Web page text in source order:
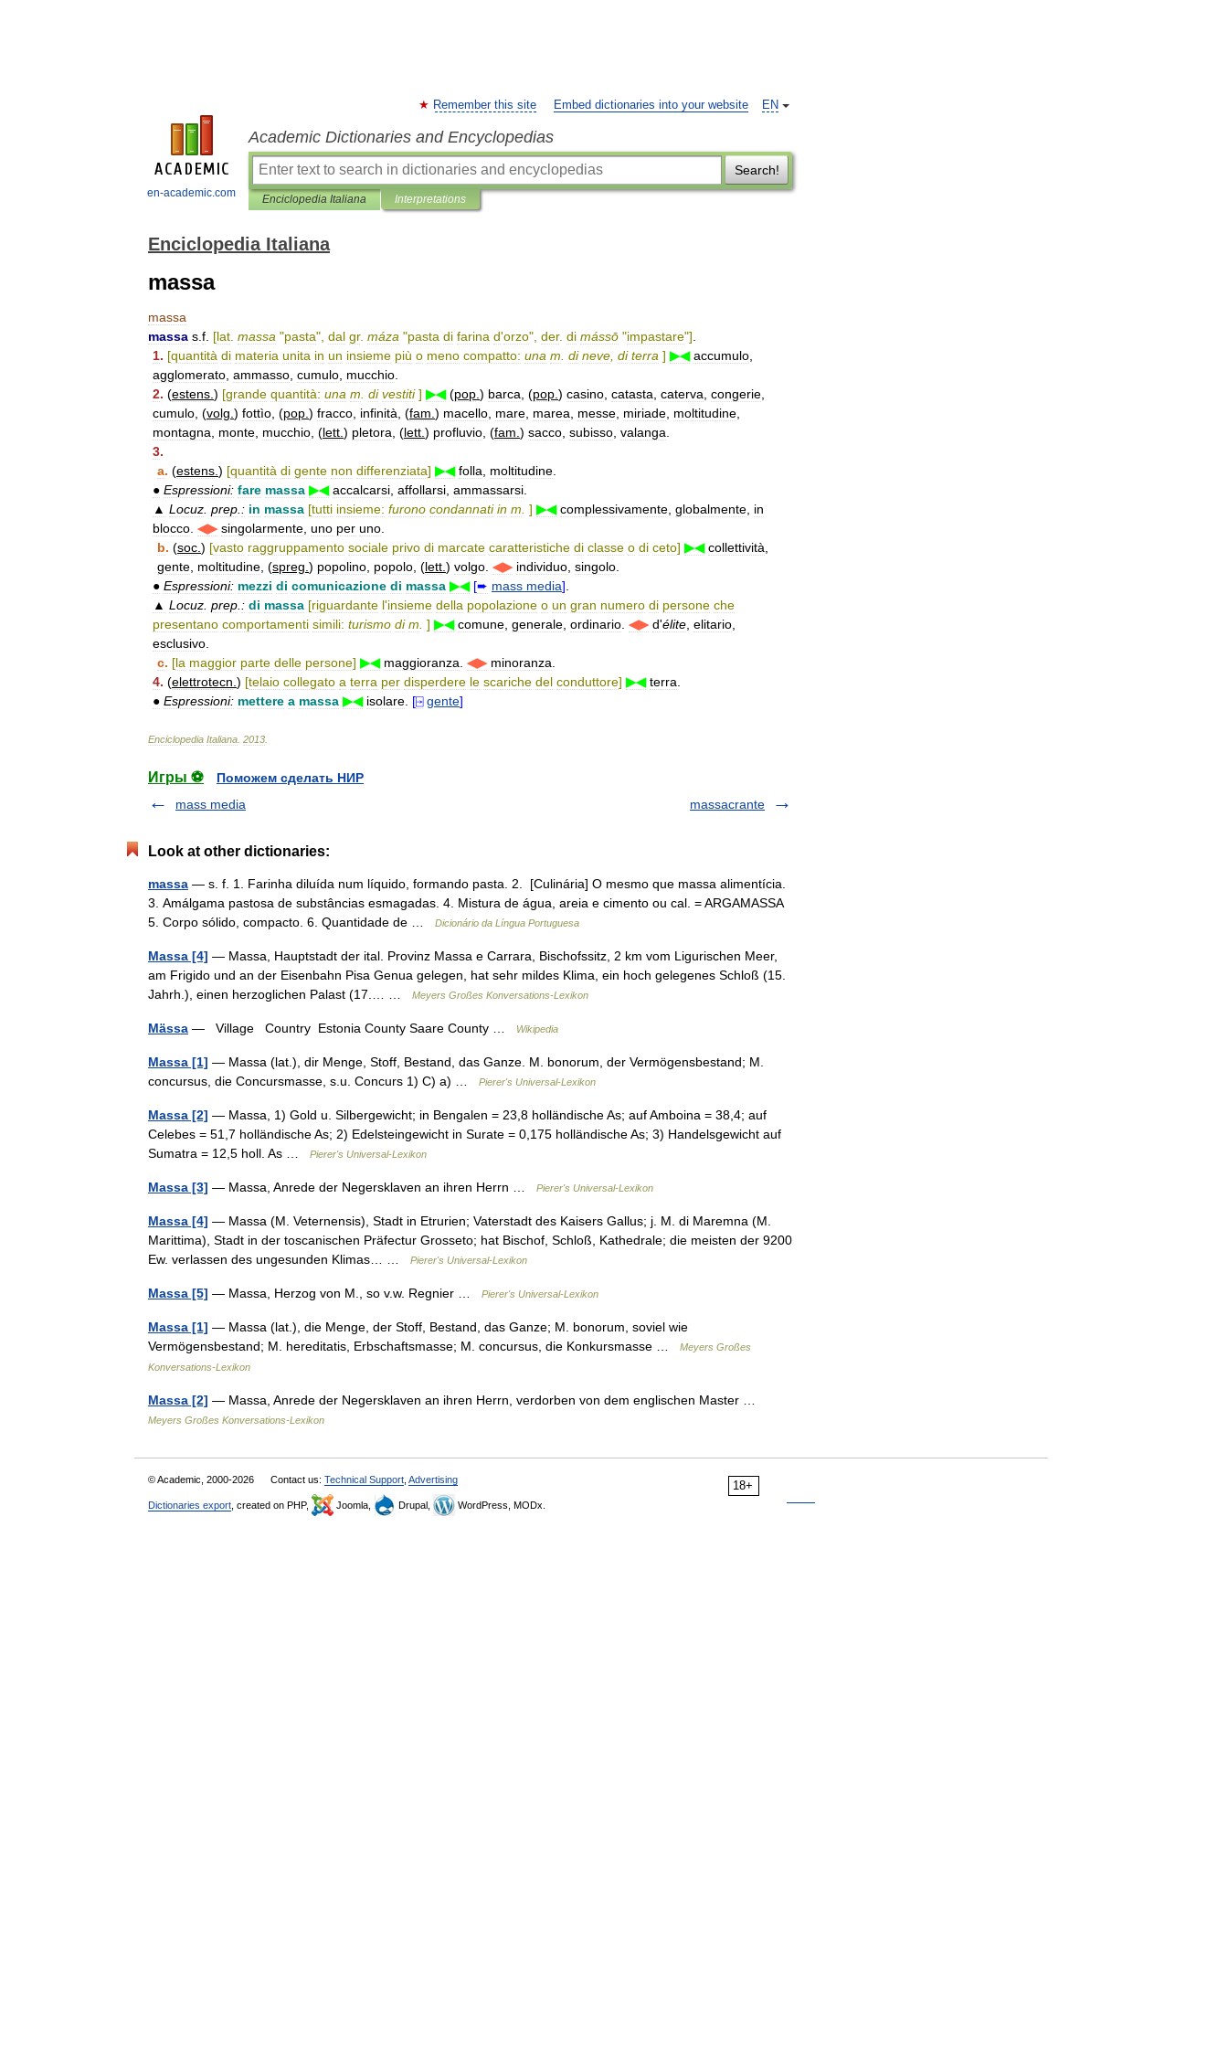
en-academic.com
EN
Remember this site Embed dictionaries into your website
Academic Dictionaries and Encyclopedias
Search!
Enciclopedia Italiana Interpretations
Enciclopedia Italiana
massa
massa
massa s f [lat massa "pasta", dal gr. máza "pasta di farina d'orzo", der. di mássō "impastare"]
1. [quantità di materia unita in un insieme più o meno compatto: una m di neve di terra ] ▶◀ accumulo
agglomerato ammasso cumulo mucchio
2. (estens ) [grande quantità: una m di vestiti] ▶◀(pop ) barca , (pop ) casino catasta caterva congerie
cumulo , (volg ) fottìo , (pop ) fracco infinità , (fam ) macello mare marea messe miriade moltitudine
montagna
monte mucchio , (lett ) pletora , (lett ) profluvio , (fam ) sacco subisso valanga
3.
a. (estens ) [quantità di gente non differenziata] ▶◀ folla moltitudine
● Espressioni: fare massa ▶◀ accalcarsi affollarsi ammassarsi
▲ Locuz prep : in massa [tutti insieme: furono condannati in m ] ▶◀ complessivamente globalmente in
blocco ◀▶ singolarmente uno per uno
b. (soc ) [vasto raggruppamento sociale privo di marcate caratteristiche di classe o di ceto] ▶◀ collettività
gente moltitudine , (spreg ) popolino popolo , (lett ) volgo ◀▶ individuo singolo
● Espressioni: mezzi di comunicazione di massa ▶◀ [➨ mass media]
▲ Locuz prep : di massa [riguardante l'insieme della popolazione o un gran numero di persone che
presentano comportamenti simili: turismo di m ] ▶◀ comune generale ordinario ◀▶ d'élite elitario
esclusivo
c. [la maggior parte delle persone] ▶◀ maggioranza ◀▶ minoranza
4. (elettrotecn ) [telaio collegato a terra per disperdere le scariche del conduttore] ▶◀ terra
● Espressioni: mettere a massa ▶◀ isolare [⍈ gente]
Enciclopedia Italiana 2013
Игры ⚽
Поможем сделать НИР
mass media
massacrante
Look at other dictionaries:
massa — s. f. 1. Farinha diluída num líquido, formando pasta. 2. [Culinária] O mesmo que massa alimentícia.
3. Amálgama pastosa de substâncias esmagadas. 4. Mistura de água, areia e cimento ou cal. = ARGAMASSA
5. Corpo sólido, compacto. 6. Quantidade de …
Dicionário da Língua Portuguesa
Massa [4] — Massa, Hauptstadt der ital. Provinz Massa e Carrara, Bischofssitz, 2 km vom Ligurischen Meer,
am Frigido und an der Eisenbahn Pisa Genua gelegen, hat sehr mildes Klima, ein hoch gelegenes Schloß (15.
Jahrh.), einen herzoglichen Palast (17.… …
Meyers Großes Konversations-Lexikon
Mässa — Village Country Estonia County Saare County … Wikipedia
Massa [1] — Massa (lat.), dir Menge, Stoff, Bestand, das Ganze. M. bonorum, der Vermögensbestand; M.
concursus, die Concursmasse, s.u. Concurs 1) C) a) …
Pierer's Universal-Lexikon
Massa [2] — Massa, 1) Gold u. Silbergewicht; in Bengalen = 23,8 holländische As; auf Amboina = 38,4; auf
Celebes = 51,7 holländische As; 2) Edelsteingewicht in Surate = 0,175 holländische As; 3) Handelsgewicht auf
Sumatra = 12,5 holl. As …
Pierer's Universal-Lexikon
Massa [3] — Massa, Anrede der Negersklaven an ihren Herrn … Pierer's Universal-Lexikon
Massa [4] — Massa (M. Veternensis), Stadt in Etrurien; Vaterstadt des Kaisers Gallus; j. M. di Maremna (M.
Marittima), Stadt in der toscanischen Präfectur Grosseto; hat Bischof, Schloß, Kathedrale; die meisten der 9200
Ew. verlassen des ungesunden Klimas… …
Pierer's Universal-Lexikon
Massa [5] — Massa, Herzog von M., so v.w. Regnier … Pierer's Universal-Lexikon
Massa [1] — Massa (lat.), die Menge, der Stoff, Bestand, das Ganze; M. bonorum, soviel wie
Vermögensbestand; M. hereditatis, Erbschaftsmasse; M. concursus, die Konkursmasse …
Meyers Großes
Konversations-Lexikon
Massa [2] — Massa, Anrede der Negersklaven an ihren Herrn, verdorben von dem englischen Master …
Meyers Großes Konversations-Lexikon
18+
© Academic, 2000-2026 Contact us: Technical Support Advertising
Dictionaries export , created on PHP, Joomla, Drupal, WordPress, MODx.